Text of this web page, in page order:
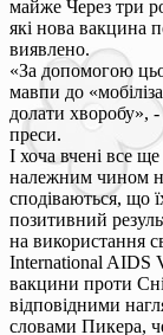
майже Через три
які нова вакцина
виявлено.
«За допомогою
мавпи до
долати хворобу»,
преси.
І хоча вчені все
належним чином
сподіваються, що
позитивний
на використання
International AIDS
вакцини проти
відповідними
словами Пикера,